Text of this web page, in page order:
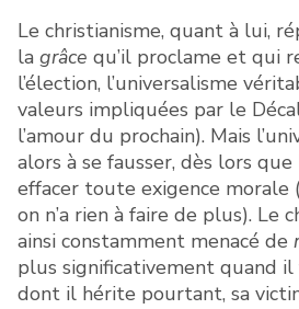
Le christianisme, quant à lui,
la grâce qu’il proclame et qui
l’élection, l’universalisme
valeurs impliquées par le
l’amour du prochain). Mais
alors à se fausser, dès lors
effacer toute exigence morale
on n’a rien à faire de plus). Le
ainsi constamment menacé de
plus significativement quand
dont il hérite pourtant, sa